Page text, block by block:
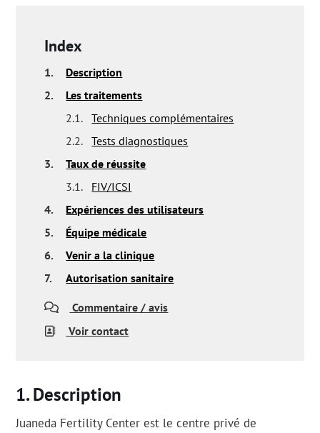
Index
1.
Description
2.
Les traitements
2.1.
Techniques complémentaires
2.2.
Tests diagnostiques
3.
Taux de réussite
3.1.
FIV/ICSI
4.
Expériences des utilisateurs
5.
Équipe médicale
6.
Venir a la clinique
7.
Autorisation sanitaire
Commentaire / avis
Voir contact
Description
Juaneda Fertility Center est le centre privé de